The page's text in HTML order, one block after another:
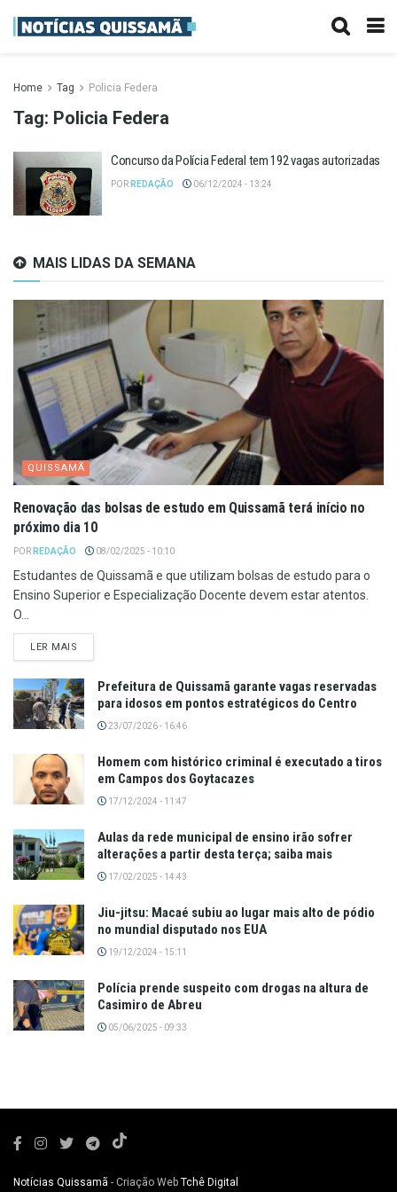
Home Tag Policia Federa
Tag: Policia Federa
Concurso da Polícia Federal tem 192 vagas autorizadas
POR REDAÇÃO 06/12/2024 - 13:24
MAIS LIDAS DA SEMANA
QUISSAMÃ
Renovação das bolsas de estudo em Quissamã terá início no
próximo dia 10
POR REDAÇÃO 08/02/2025 - 10:10
Estudantes de Quissamã e que utilizam bolsas de estudo para o
Ensino Superior e Especialização Docente devem estar atentos.
O...
LER MAIS
Prefeitura de Quissamã garante vagas reservadas
para idosos em pontos estratégicos do Centro
23/07/2026 - 16:46
Homem com histórico criminal é executado a tiros
em Campos dos Goytacazes
17/12/2024 - 11:47
Aulas da rede municipal de ensino irão sofrer
alterações a partir desta terça; saiba mais
17/02/2025 - 14:43
Jiu-jitsu: Macaé subiu ao lugar mais alto de pódio
no mundial disputado nos EUA
19/12/2024 - 15:11
Polícia prende suspeito com drogas na altura de
Casimiro de Abreu
05/06/2025 - 09:33
Notícias Quissamã - Criação Web Tchê Digital